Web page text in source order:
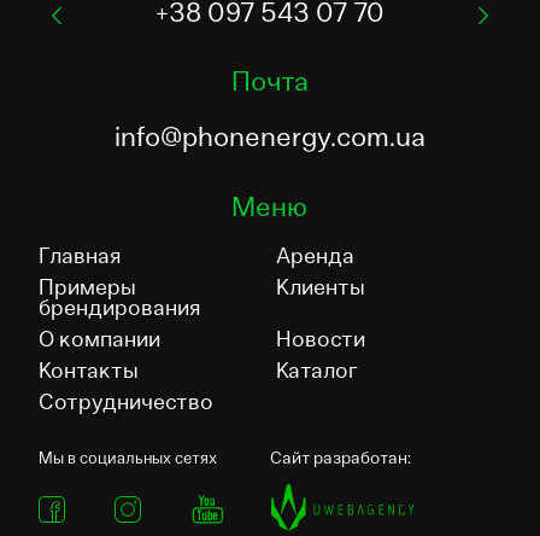
+38 097 543 07 70
Почта
info@phonenergy.com.ua
Меню
Главная
Аренда
Примеры
брендирования
Клиенты
О компании
Новости
Контакты
Каталог
Сотрудничество
Мы в социальных сетях Сайт разработан: